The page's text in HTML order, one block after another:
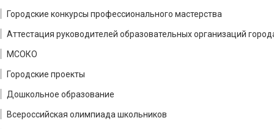
Городские конкурсы профессионального мастерства
Аттестация руководителей образовательных организаций
МСОКО
Городские проекты
Дошкольное образование
Всероссийская олимпиада школьников